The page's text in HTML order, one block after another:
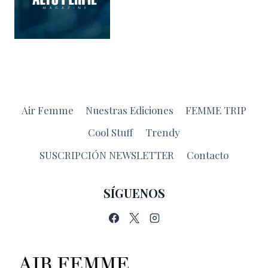
Air Femme Nuestras Ediciones
FEMME TRIP
Cool Stuff
Trendy
SUSCRIPCIÓN NEWSLETTER
Contacto
SÍGUENOS